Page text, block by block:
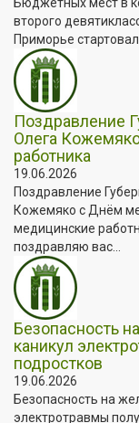
второго
Приморье
Поздравление
Олега
работника
19.06.2026
Поздравление
Кожемяко с Днём
медицинские
поздравляю вас...
Безопасность
каникул
подростков
19.06.2026
Безопасность на
электротравмы